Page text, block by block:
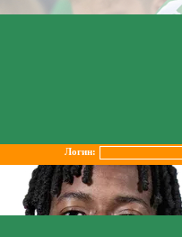
Логин: